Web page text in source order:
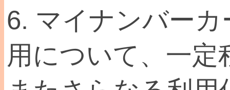
6. マイナンバー
用について、一定